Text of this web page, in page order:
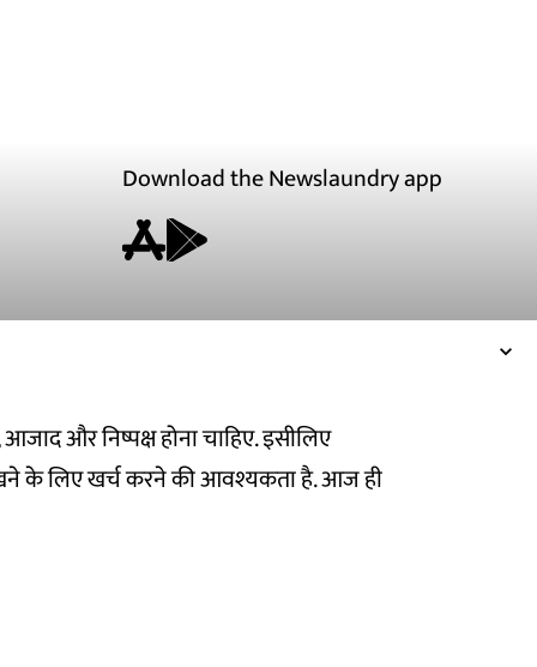
आजाद और निष्पक्ष होना चाहिए. इसीलिए
के लिए खर्च करने की आवश्यकता है. आज ही
Download the Newslaundry app